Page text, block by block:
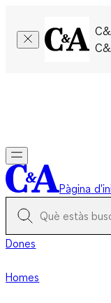
Pàgina
Dones
Homes